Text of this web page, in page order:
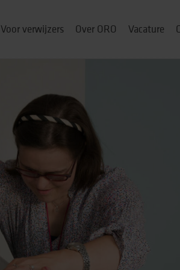
Voor verwijzers Over ORO Vacature